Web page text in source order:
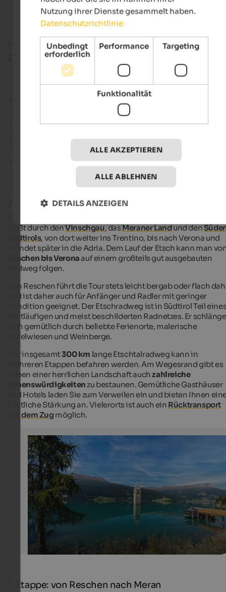
Kurz zusammengefasst: Radtour entlang
Etschradweg führt über rund 300 km von Reschen nach
Großteils gut ausgebauter, beschilderter Radweg, der
Zahlreiche Rastmöglichkeiten, Unterkünfte und
Sehenswürdigkeiten unterwegs
Radverleihe & Kombinationsmöglichkeit Bike & Bahn
Auf dem Bike von Reschen nach Verona
Kirchturm im Reschensee
Der Kirchturm von Alt-Graun ist ein Zeugnis der
Geschichte des Ortes und gilt mittlerweile als
Ferienregion Reschenpass.
Frieder Blickle - Vinschgau Marketing
fließt durch denVinschgau, dasMeraner Landund den
Südtirols, von dort weiter ins Trentino, bis nach Verona und
mündet später in die Adria. Dem Lauf der Etsch kann man
Reschen bis Veronaauf einem großteils gut ausgebauten
Radweg folgen.
Von Reschen führt die Tour stets leicht bergab oder flach
und ist daher auch für Anfänger und Radler mit geringer
Kondition geeignet. Der Etschradweg ist in Südtirol Teil
weitläufigen und meist beschilderten Radnetzes. Er
sich gemütlich durch beliebte Ferienorte, malerische
Apfelwiesen und Weinberge.
Der insgesamt300 km lange Etschtalradweg kann in
mehreren Etappen befahren werden. Am Wegesrand gibt es
neben einer herrlichen Landschaft auchzahlreiche
Sehenswürdigkeiten zu bestaunen. Gemütliche Gasthäuser
und Hotels laden Sie zum Verweilen ein und bieten Ihnen
köstliche Stärkung an. Vielerorts ist auch ein Rücktransport
mit dem Zug möglich.
1. Etappe: von Reschen nach Meran
Nutzung ihrer Dienste gesammelt haben.
Datenschutzrichtlinie
Unbedingt
erforderlich
Performance Targeting
Funktionalität
ALLE AKZEPTIEREN
ALLE ABLEHNEN
DETAILS ANZEIGEN